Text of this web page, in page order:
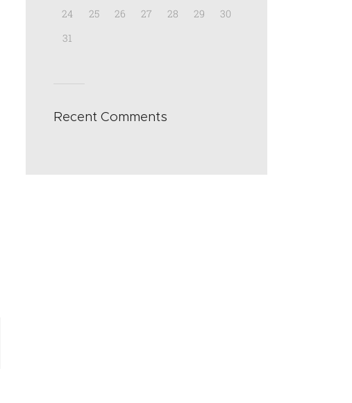
24
25 26 27 28 29
30
31
Recent Comments